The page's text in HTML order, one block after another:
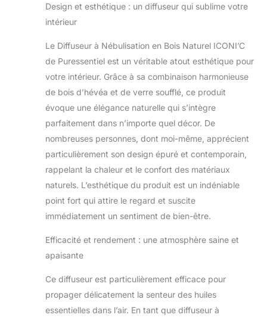
conserver le
huiles essentielles
PRATIQUE AVEC
ARRET
AUTOMATIQUE:
diffuseur d'huile
essentielle en verre
et bois silencieux et
sécurisé. Minuterie
incorporée dès la
mise en fonction de
l’appareil avec arrêt
automatique au
bout d’une heure.
Adapté pour votre
MODES DE
vos petites pièces
environ, et en "haut
débit" pour vos
Design et esthétique : un diffuseur qui sublime votre
intérieur
Le Diffuseur à Nébulisation en Bois Naturel ICONI’C
de Puressentiel est un véritable atout esthétique pour
votre intérieur. Grâce à sa combinaison harmonieuse
de bois d’hévéa et de verre soufflé, ce produit
évoque une élégance naturelle qui s’intègre
parfaitement dans n’importe quel décor. De
nombreuses personnes, dont moi-même, apprécient
particulièrement son design épuré et contemporain,
rappelant la chaleur et le confort des matériaux
naturels. L’esthétique du produit est un indéniable
point fort qui attire le regard et suscite
immédiatement un sentiment de bien-être.
Efficacité et rendement : une atmosphère saine et
apaisante
Ce diffuseur est particulièrement efficace pour
propager délicatement la senteur des huiles
essentielles dans l’air. En tant que diffuseur à